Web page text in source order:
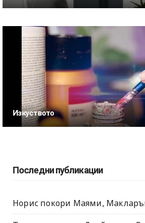
Изкуството
Последни публикации
Норис покори Маями,